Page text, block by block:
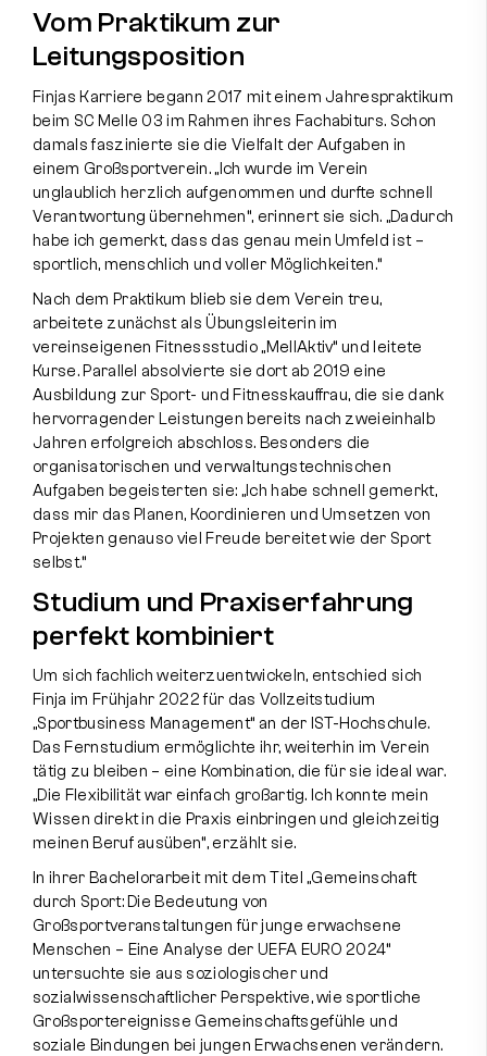
Vom Praktikum zur
Leitungsposition
Finjas Karriere begann 2017 mit einem Jahrespraktikum
beim SC Melle 03 im Rahmen ihres Fachabiturs. Schon
damals faszinierte sie die Vielfalt der Aufgaben in
einem Großsportverein. „Ich wurde im Verein
unglaublich herzlich aufgenommen und durfte schnell
Verantwortung übernehmen“, erinnert sie sich. „Dadurch
habe ich gemerkt, dass das genau mein Umfeld ist –
sportlich, menschlich und voller Möglichkeiten.“
Nach dem Praktikum blieb sie dem Verein treu,
arbeitete zunächst als Übungsleiterin im
vereinseigenen Fitnessstudio „MellAktiv“ und leitete
Kurse. Parallel absolvierte sie dort ab 2019 eine
Ausbildung zur Sport- und Fitnesskauffrau, die sie dank
hervorragender Leistungen bereits nach zweieinhalb
Jahren erfolgreich abschloss. Besonders die
organisatorischen und verwaltungstechnischen
Aufgaben begeisterten sie: „Ich habe schnell gemerkt,
dass mir das Planen, Koordinieren und Umsetzen von
Projekten genauso viel Freude bereitet wie der Sport
selbst.“
Studium und Praxiserfahrung
perfekt kombiniert
Um sich fachlich weiterzuentwickeln, entschied sich
Finja im Frühjahr 2022 für das Vollzeitstudium
„Sportbusiness Management“ an der IST-Hochschule.
Das Fernstudium ermöglichte ihr, weiterhin im Verein
tätig zu bleiben – eine Kombination, die für sie ideal war.
„Die Flexibilität war einfach großartig. Ich konnte mein
Wissen direkt in die Praxis einbringen und gleichzeitig
meinen Beruf ausüben“, erzählt sie.
In ihrer Bachelorarbeit mit dem Titel „Gemeinschaft
durch Sport: Die Bedeutung von
Großsportveranstaltungen für junge erwachsene
Menschen – Eine Analyse der UEFA EURO 2024“
untersuchte sie aus soziologischer und
sozialwissenschaftlicher Perspektive, wie sportliche
Großsportereignisse Gemeinschaftsgefühle und
soziale Bindungen bei jungen Erwachsenen verändern.